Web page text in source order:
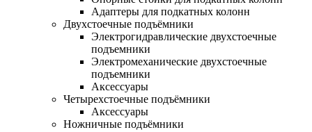
Адаптеры для подкатных колонн
Двухстоечные подъёмники
Электрогидравлические двухстоечные
подъемники
Электромеханические двухстоечные
подъемники
Аксессуары
Четырехстоечные подъёмники
Аксессуары
Ножничные подъёмники